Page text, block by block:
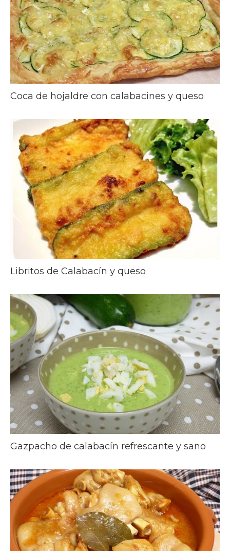
Coca de hojaldre con calabacines y queso
Libritos de Calabacín y queso
Gazpacho de calabacín refrescante y sano